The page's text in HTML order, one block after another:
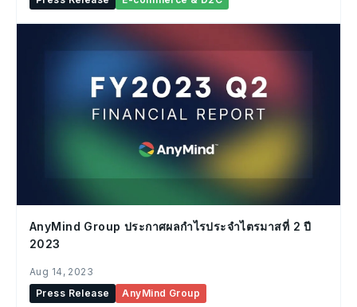
AnyMind Group ประกาศผลกำไรประจำไตรมาสที่ 2 ปี
2023
Aug 14, 2023
Press Release
AnyMind Group